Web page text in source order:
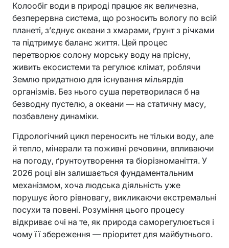
Колообіг води в природі працює як величезна,
безперервна система, що розносить вологу по всій
планеті, з’єднує океани з хмарами, ґрунт з річками
та підтримує баланс життя. Цей процес
перетворює солону морську воду на прісну,
живить екосистеми та регулює клімат, роблячи
Землю придатною для існування мільярдів
організмів. Без нього суша перетворилася б на
безводну пустелю, а океани — на статичну масу,
позбавлену динаміки.
Гідрологічний цикл переносить не тільки воду, але
й тепло, мінерали та поживні речовини, впливаючи
на погоду, ґрунтоутворення та біорізноманіття. У
2026 році він залишається фундаментальним
механізмом, хоча людська діяльність уже
порушує його рівновагу, викликаючи екстремальні
посухи та повені. Розуміння цього процесу
відкриває очі на те, як природа саморегулюється і
чому її збереження — пріоритет для майбутнього.